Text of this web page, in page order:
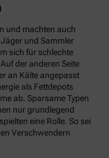
und machten auch
und Sammler
sich für schlechte
der anderen Seite
an Kälte angepasst
als Fettdepots
ab. Sparsame Typen
nur grundlegend
eine Rolle. So sei
Verschwendern